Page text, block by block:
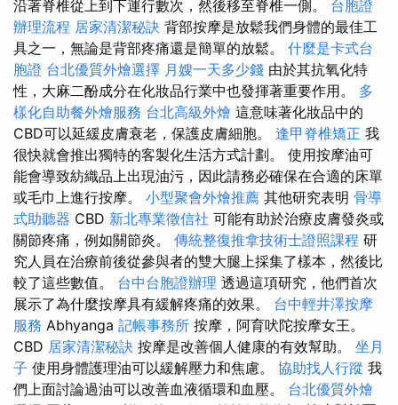
沿著脊椎從上到下運行數次，然後移至脊椎一側。 台胞證
辦理流程 居家清潔秘訣 背部按摩是放鬆我們身體的最佳工
具之一，無論是背部疼痛還是簡單的放鬆。 什麼是卡式台
胞證 台北優質外燴選擇 月嫂一天多少錢 由於其抗氧化特
性，大麻二酚成分在化妝品行業中也發揮著重要作用。 多
樣化自助餐外燴服務 台北高級外燴 這意味著化妝品中的
CBD可以延緩皮膚衰老，保護皮膚細胞。 逢甲脊椎矯正 我
很快就會推出獨特的客製化生活方式計劃。 使用按摩油可
能會導致紡織品上出現油污，因此請務必確保在合適的床單
或毛巾上進行按摩。 小型聚會外燴推薦 其他研究表明 骨導
式助聽器 CBD 新北專業徵信社 可能有助於治療皮膚發炎或
關節疼痛，例如關節炎。 傳統整復推拿技術士證照課程 研
究人員在治療前後從參與者的雙大腿上採集了樣本，然後比
較了這些數值。 台中台胞證辦理 透過這項研究，他們首次
展示了為什麼按摩具有緩解疼痛的效果。 台中輕井澤按摩
服務 Abhyanga 記帳事務所 按摩，阿育吠陀按摩女王。
CBD 居家清潔秘訣 按摩是改善個人健康的有效幫助。 坐月
子 使用身體護理油可以緩解壓力和焦慮。 協助找人行蹤 我
們上面討論過油可以改善血液循環和血壓。 台北優質外燴